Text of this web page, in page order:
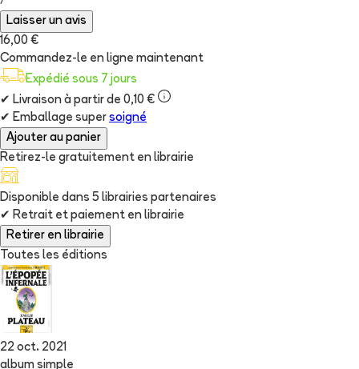
Laisser un avis
16,00 €
Commandez-le en ligne maintenant
Expédié sous 7 jours
✔ Livraison à partir de 0,10 €
✔ Emballage super soigné
Ajouter au panier
Retirez-le gratuitement en librairie
Disponible dans 5 librairies partenaires
✔ Retrait et paiement en librairie
Retirer en librairie
Toutes les éditions
22 oct. 2021
album simple